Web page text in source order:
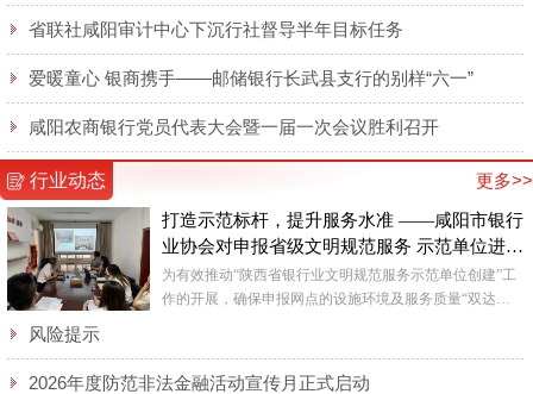
省联社咸阳审计中心下沉行社督导半年目标任务
爱暖童心 银商携手——邮储银行长武县支行的别样“六一”
咸阳农商银行党员代表大会暨一届一次会议胜利召开
行业动态 更多>>
打造示范标杆，提升服务水准 ——咸阳市银行
业协会对申报省级文明规范服务 示范单位进行
督查
为有效推动“陕西省银行业文明规范服务示范单位创建”工
作的开展，确保申报网点的设施环境及服务质量“双达
风险提示
2026年度防范非法金融活动宣传月正式启动